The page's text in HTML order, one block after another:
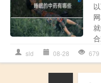
sld 08-28 679